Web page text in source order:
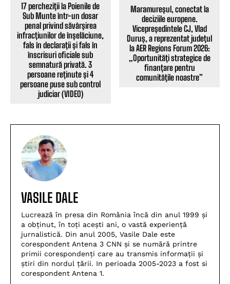
17 percheziții la Poienile de
Sub Munte într-un dosar
penal privind săvârșirea
infracțiunilor de înșelăciune,
fals în declarații și fals în
înscrisuri oficiale sub
semnatură privată. 3
persoane reținute și 4
persoane puse sub control
judiciar (VIDEO)
Maramureșul, conectat la
deciziile europene.
Vicepreședintele CJ, Vlad
Duruș, a reprezentat județul
la AER Regions Forum 2026:
„Oportunități strategice de
finanțare pentru
comunitățile noastre”
VASILE DALE
Lucrează în presa din România încă din anul 1999 și
a obținut, în toți acești ani, o vastă experiență
jurnalistică. Din anul 2005, Vasile Dale este
corespondent Antena 3 CNN și se numără printre
primii corespondenți care au transmis informații și
știri din nordul țării. In perioada 2005-2023 a fost si
corespondent Antena 1.